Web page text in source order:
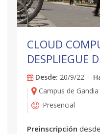
CLOUD
DESPLIEGUE
Desde: 20/9/22
Campus de Gandia
Presencial
Preinscripción